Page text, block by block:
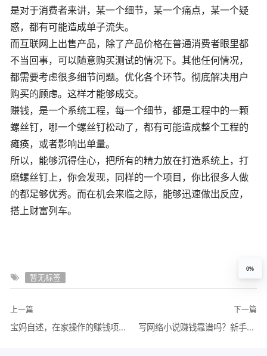
是对于消费者来讲，某一个细节，某一个痛点，某一个疑
惑，都有可能造成单子流失。
而互联网上出售产品，除了产品价格在普通消费者眼里都
不当回事，可以随意购买测试的情况下。其他任何情况，
都需要考虑很多细节问题。优化各个环节。彻底解决用户
购买的顾虑。这样才能够成交。
赚钱，是一个系统工程，每一个细节，都是工程中的一颗
螺丝钉，哪一个螺丝钉松动了，都有可能造成整个工程的
瘫痪，或者影响出单量。
所以，能够沉得住心，把所有的精力放在打造系统上，打
磨螺丝钉上，你会发现，同样的一个项目，你比很多人做
的都足够优秀。而在机会来临之际，能够迅速做出反应，
搭上财富列车。
暂无标签
上一篇
宝妈自述，在家操作的赚钱项目：一天纯收入1400元
下一篇
写网络小说赚钱靠谱吗？新手如何开始？
0%